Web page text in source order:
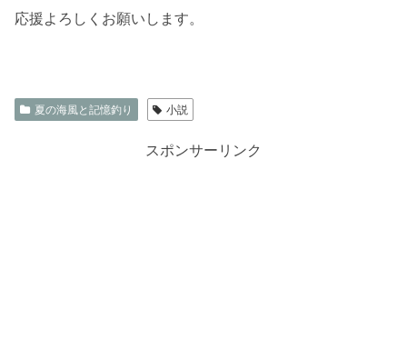
応援よろしくお願いします。
夏の海風と記憶釣り 小説
スポンサーリンク